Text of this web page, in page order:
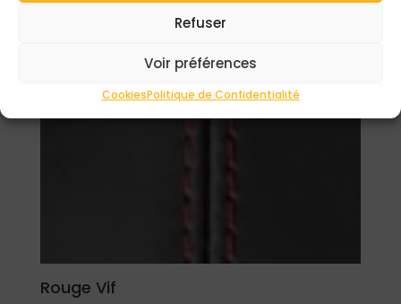
Refuser
Voir préférences
CookiesPolitique de Confidentialité
Rouge Vif